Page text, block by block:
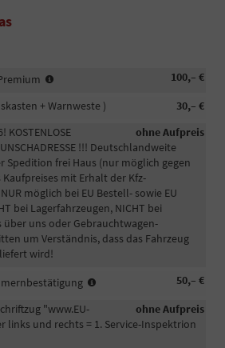
100,– €
Premium:
Fahrzeug
wird
professionell
in
unserem
eigenen
Betrieb
zusätzlich
gewaschen
und
falls
30,– €
+ Warnweste )
ohne Aufpreis
KOSTENLOSE
!!! Deutschlandweite
Spedition frei Haus (nur möglich gegen
mit Erhalt der Kfz-
möglich bei EU Bestell- sowie EU
bei Lagerfahrzeugen, NICHT bei
über uns oder Gebrauchtwagen-
um Verständnis, dass das Fahrzeug
wird!
50,– €
wird
ohne Aufpreis
"www.EU-
links und rechts = 1. Service-Inspektrion